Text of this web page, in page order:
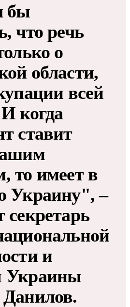
бы
что речь
о
области,
всей
когда
ставит
то имеет в
Украину", –
секретарь
и
Украины